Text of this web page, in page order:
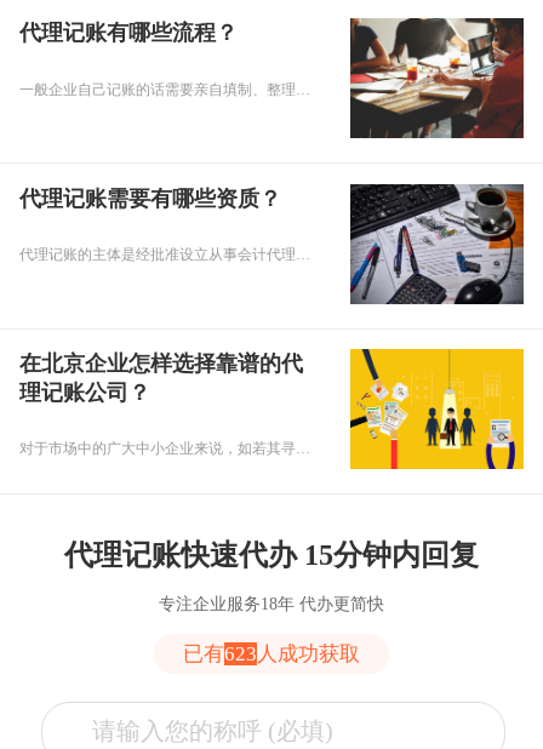
代理记账有哪些流程？
代理记账需要有哪些资质？
代理记账的主体是经批准设立从事会计代理记账业务的中介机构，如会计师事务所、代理记账公司及其他具有代理记账资格的其他中介机构等，但是这类代账机构都需要满足一定的条件，具备相应的资质后才能成立运营，那代理记账公司需要满足哪些资质才能成立呢？我们一起来看看吧。
在北京企业怎样选择靠谱的代
理记账公司？
对于市场中的广大中小企业来说，如若其寻求第三方代理机构提供财税服务，那么代理记账公司的服务水平和服务质量将直接影响着企业的财税服务体验。所以，选择一个靠谱的代理记账公司对企业来说尤为重要，这对于北京地区的企业来说也是如此。那么，怎样选择靠谱的北京代理记账公司呢？接下来，小编来带您对此进行具体了解！
代理记账快速代办 15分钟内回复
专注企业服务18年 代办更简快
已有623 人成功获取